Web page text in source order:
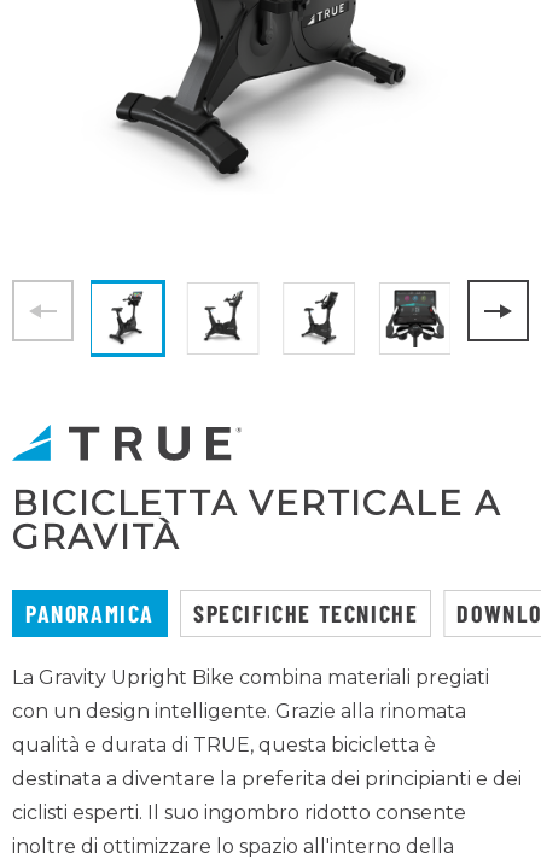
BICICLETTA VERTICALE A
GRAVITÀ
PANORAMICA SPECIFICHE TECNICHE
La Gravity Upright Bike combina materiali pregiati
con un design intelligente. Grazie alla rinomata
qualità e durata di TRUE, questa bicicletta è
destinata a diventare la preferita dei principianti e dei
ciclisti esperti. Il suo ingombro ridotto consente
inoltre di ottimizzare lo spazio all'interno della